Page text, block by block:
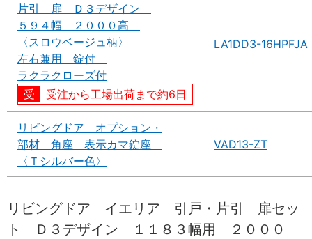
片引 扉 Ｄ３デザイン
５９４幅 ２０００高
〈スロウベージュ柄〉
左右兼用 錠付
ラクラクローズ付
受注から工場出荷まで約6日
LA1DD3-16HPFJA
リビングドア オプション・
部材 角座 表示カマ錠座
〈Ｔシルバー色〉
VAD13-ZT
リビングドア イエリア 引戸・片引 扉セッ
ト Ｄ３デザイン １１８３幅用 ２０００